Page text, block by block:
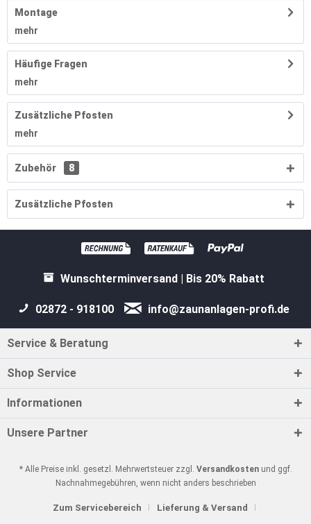
Montage
mehr
Häufige Fragen
mehr
Zusätzliche Pfosten
mehr
Zubehör 8
Zusätzliche Pfosten
Wunschterminversand | Bis 20% Rabatt
02872 - 918100 info@zaunanlagen-profi.de
Service & Beratung
Shop Service
Informationen
Unsere Partner
* Alle Preise inkl. gesetzl. Mehrwertsteuer zzgl. Versandkostenund ggf.
Nachnahmegebühren, wenn nicht anders beschrieben
Zum Servicebereich Lieferung & Versand